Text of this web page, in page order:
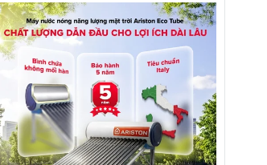
nghệ làm nóng tức thì và
sen cây đồng
thau cao cấp, sản phẩm mang lại luồng
nước mạnh, ổn định ngay cả khi áp lực
nước yếu, nhờ trang bị bơm trợ lực tiên
tiến.